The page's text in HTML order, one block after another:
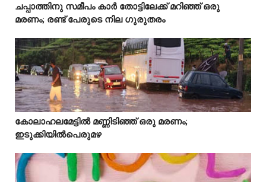
  
ചപ്പാത്തിനു സമീപം കാർ തോട്ടിലേക്ക് മറിഞ്ഞ് ഒരു
മരണം; രണ്ട് പേരുടെ നില ഗുരുതരം
  
കോലാഹലമേട്ടിൽ മണ്ണിടിഞ്ഞ് ഒരു മരണം;
ഇടുക്കിയിൽപെരുമഴ
Idukki